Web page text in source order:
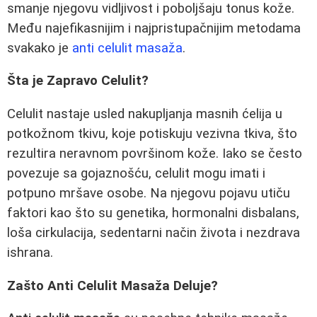
smanje njegovu vidljivost i poboljšaju tonus kože.
Među najefikasnijim i najpristupačnijim metodama
svakako je anti celulit masaža.
Šta je Zapravo Celulit?
Celulit nastaje usled nakupljanja masnih ćelija u
potkožnom tkivu, koje potiskuju vezivna tkiva, što
rezultira neravnom površinom kože. Iako se često
povezuje sa gojaznošću, celulit mogu imati i
potpuno mršave osobe. Na njegovu pojavu utiču
faktori kao što su genetika, hormonalni disbalans,
loša cirkulacija, sedentarni način života i nezdrava
ishrana.
Zašto Anti Celulit Masaža Deluje?